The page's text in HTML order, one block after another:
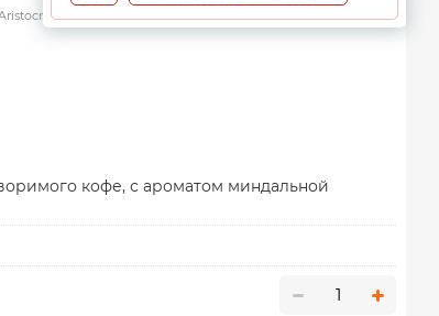
Амаретто
кофе, с ароматом миндальной